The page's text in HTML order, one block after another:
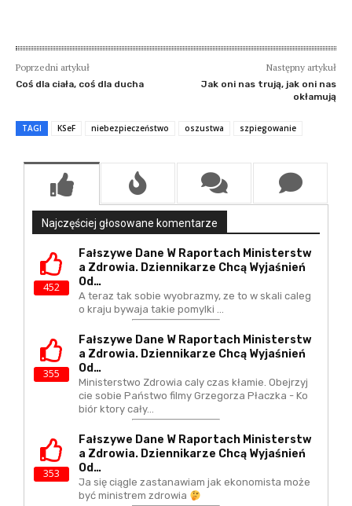
Poprzedni artykuł
Coś dla ciała, coś dla ducha
Następny artykuł
Jak oni nas trują, jak oni nas
okłamują
TAGI KSeF niebezpieczeństwo oszustwa szpiegowanie
Najczęściej głosowane komentarze
452
Fałszywe Dane W Raportach Ministerstw
A Zdrowia. Dziennikarze Chcą Wyjaśnień
Od…
A teraz tak sobie wyobrazmy, ze to w skali caleg
o kraju bywaja takie pomylki ...
355
Fałszywe Dane W Raportach Ministerstw
A Zdrowia. Dziennikarze Chcą Wyjaśnień
Od…
Ministerstwo Zdrowia caly czas kłamie. Obejrzyj
cie sobie Państwo filmy Grzegorza Płaczka - Ko
biór ktory cały…
353
Fałszywe Dane W Raportach Ministerstw
A Zdrowia. Dziennikarze Chcą Wyjaśnień
Od…
Ja się ciągle zastanawiam jak ekonomista może
być ministrem zdrowia